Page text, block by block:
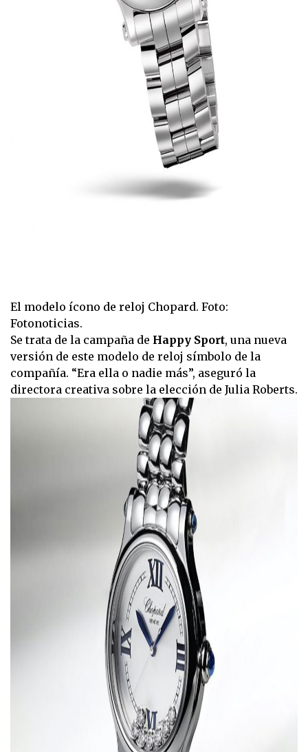
El modelo ícono de reloj Chopard. Foto:
Fotonoticias.
Se trata de la campaña de Happy Sport, una nueva
versión de este modelo de reloj símbolo de la
compañía. “Era ella o nadie más”, aseguró la
directora creativa sobre la elección de Julia Roberts.